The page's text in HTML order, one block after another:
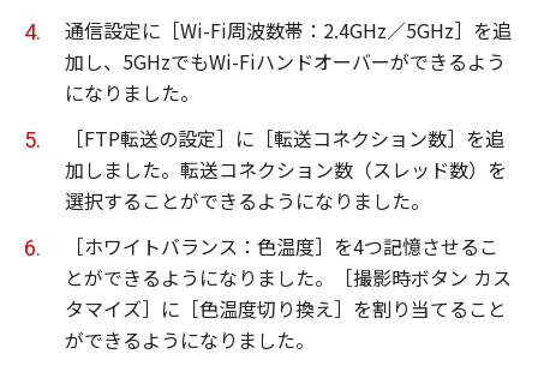
通信設定に［Wi-Fi周波数帯：2.4GHz／5GHz］を追
加し、5GHzでもWi-Fiハンドオーバーができるよう
になりました。
［FTP転送の設定］に［転送コネクション数］を追
加しました。転送コネクション数（スレッド数）を
選択することができるようになりました。
［ホワイトバランス：色温度］を4つ記憶させるこ
とができるようになりました。［撮影時ボタン カス
タマイズ］に［色温度切り換え］を割り当てること
ができるようになりました。